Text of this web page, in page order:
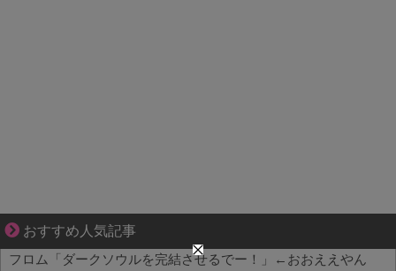
おすすめ人気記事
【マンガ】バラシ屋トシヤの漫画セレクション
フロム「ダークソウルを完結させるでー！」←おおええやん